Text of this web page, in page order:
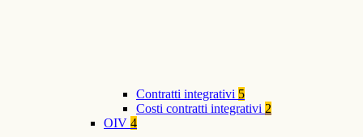
Contratti integrativi 5
Costi contratti integrativi 2
OIV 4